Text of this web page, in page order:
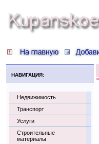
НАВИГАЦИЯ:
Недвижимость
Транспорт
Услуги
Строительные
материалы